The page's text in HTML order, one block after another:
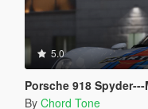
5.0
Porsche 918 Spyder---
By Chord Tone